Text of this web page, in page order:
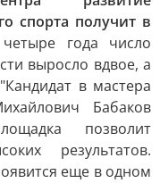
спорта получит в
года число
выросло вдвое, а
в мастера
Бабаков
позволит
результатов.
еще в одном